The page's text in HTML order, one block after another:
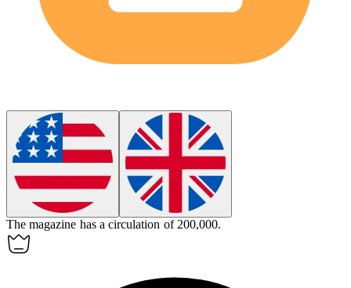
The magazine has acirculation of 200,000.